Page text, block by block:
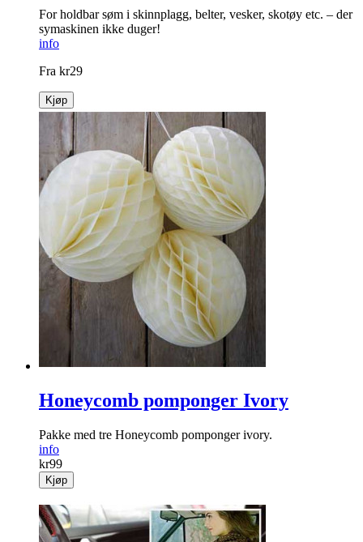
For holdbar søm i skinnplagg, belter, vesker, skotøy etc. – der
symaskinen ikke duger!
info
Fra kr29
Kjøp
Honeycomb pomponger Ivory
Pakke med tre Honeycomb pomponger ivory.
info
kr99
Kjøp